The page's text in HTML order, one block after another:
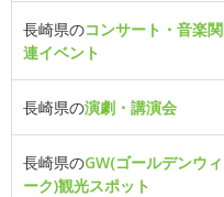
長崎県のコンサート・音楽関
連イベント
長崎県の演劇・講演会
長崎県のGW(ゴールデンウィ
ーク)観光スポット